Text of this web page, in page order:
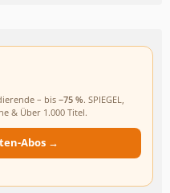
– bis −75 %. SPIEGEL,
& Über 1.000 Titel.
Abos →